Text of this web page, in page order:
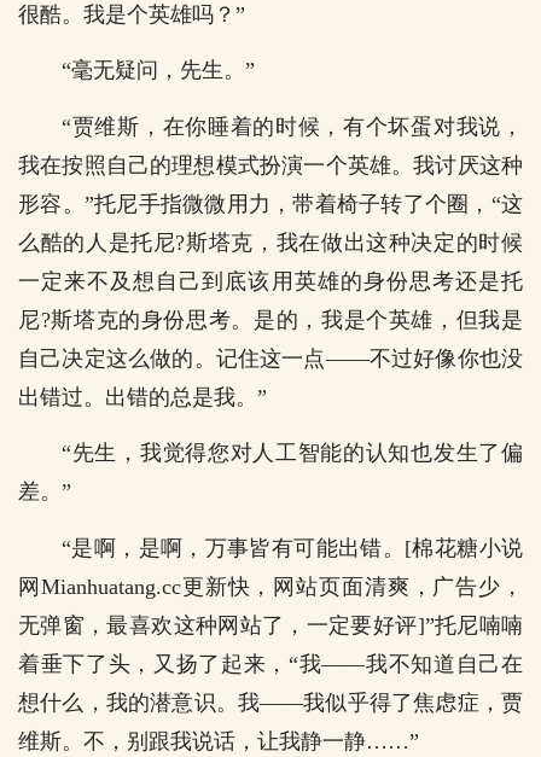
很酷。我是个英雄吗？”
“毫无疑问，先生。”
“贾维斯，在你睡着的时候，有个坏蛋对我说，
我在按照自己的理想模式扮演一个英雄。我讨厌这种
形容。”托尼手指微微用力，带着椅子转了个圈，“这
么酷的人是托尼?斯塔克，我在做出这种决定的时候
一定来不及想自己到底该用英雄的身份思考还是托
尼?斯塔克的身份思考。是的，我是个英雄，但我是
自己决定这么做的。记住这一点――不过好像你也没
出错过。出错的总是我。”
“先生，我觉得您对人工智能的认知也发生了偏
差。”
“是啊，是啊，万事皆有可能出错。[棉花糖小说
网Mianhuatang.cc更新快，网站页面清爽，广告少，
无弹窗，最喜欢这种网站了，一定要好评]”托尼喃喃
着垂下了头，又扬了起来，“我――我不知道自己在
想什么，我的潜意识。我――我似乎得了焦虑症，贾
维斯。不，别跟我说话，让我静一静……”